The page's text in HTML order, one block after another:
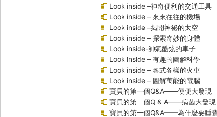
Look inside –神奇便利的交通工具
Look inside – 來來往往的機場
Look inside –揭開神祕的太空
Look inside – 探索奇妙的身體
Look inside-帥氣酷炫的車子
Look inside – 有趣的圖解科學
Look inside – 各式各樣的火車
Look inside – 圖解萬能的電腦
寶貝的第一個Q&A――便便大發現
寶貝的第一個Q & A――病菌大發現
寶貝的第一個Q&A——為什麼要睡